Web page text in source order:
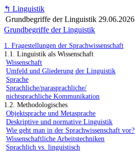
↰ Linguistik
Grundbegriffe der Linguistik 29.06.2026
Grundbegriffe der Linguistik
1. Fragestellungen der Sprachwissenschaft
1.1. Linguistik als Wissenschaft
Wissenschaft
Umfeld und Gliederung der Linguistik
Sprache
Sprachliche/parasprachliche/
nichtsprachliche Kommunikation
1.2. Methodologisches
Objektsprache und Metasprache
Deskriptive und normative Linguistik
Wie geht man in der Sprachwissenschaft vor?
Wissenschaftliche Arbeitstechniken
Sprachlich vs. linguistisch